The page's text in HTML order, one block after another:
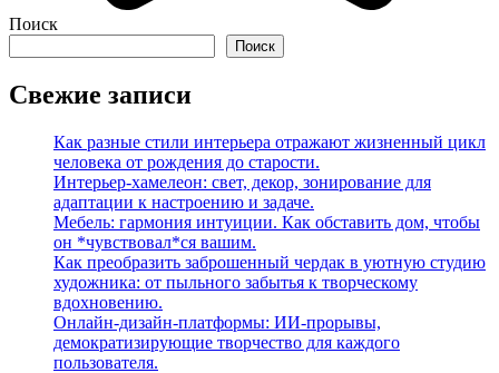
Поиск
Поиск
Свежие записи
Как разные стили интерьера отражают жизненный цикл
человека от рождения до старости.
Интерьер-хамелеон: свет, декор, зонирование для
адаптации к настроению и задаче.
Мебель: гармония интуиции. Как обставить дом, чтобы
он *чувствовал*ся вашим.
Как преобразить заброшенный чердак в уютную студию
художника: от пыльного забытья к творческому
вдохновению.
Онлайн-дизайн-платформы: ИИ-прорывы,
демократизирующие творчество для каждого
пользователя.